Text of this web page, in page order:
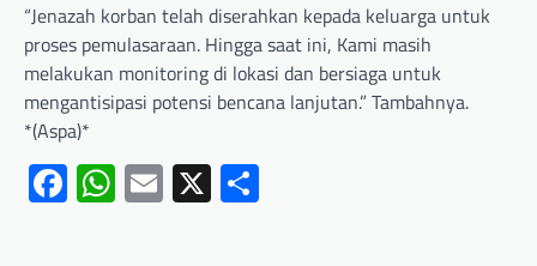
“Jenazah korban telah diserahkan kepada keluarga untuk
proses pemulasaraan. Hingga saat ini, Kami masih
melakukan monitoring di lokasi dan bersiaga untuk
mengantisipasi potensi bencana lanjutan.” Tambahnya.
*(Aspa)*
Facebook
WhatsApp
Email
X